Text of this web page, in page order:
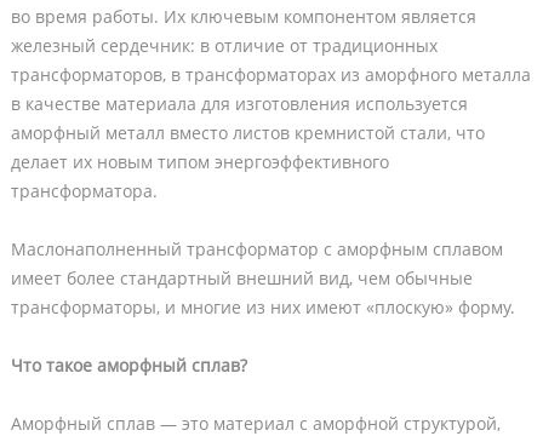
во время работы. Их ключевым компонентом является
железный сердечник: в отличие от традиционных
трансформаторов, в трансформаторах из аморфного металла
в качестве материала для изготовления используется
аморфный металл вместо листов кремнистой стали, что
делает их новым типом энергоэффективного
трансформатора.
Маслонаполненный трансформатор с аморфным сплавом
имеет более стандартный внешний вид, чем обычные
трансформаторы, и многие из них имеют «плоскую» форму.
Что такое аморфный сплав?
Аморфный сплав — это материал с аморфной структурой,